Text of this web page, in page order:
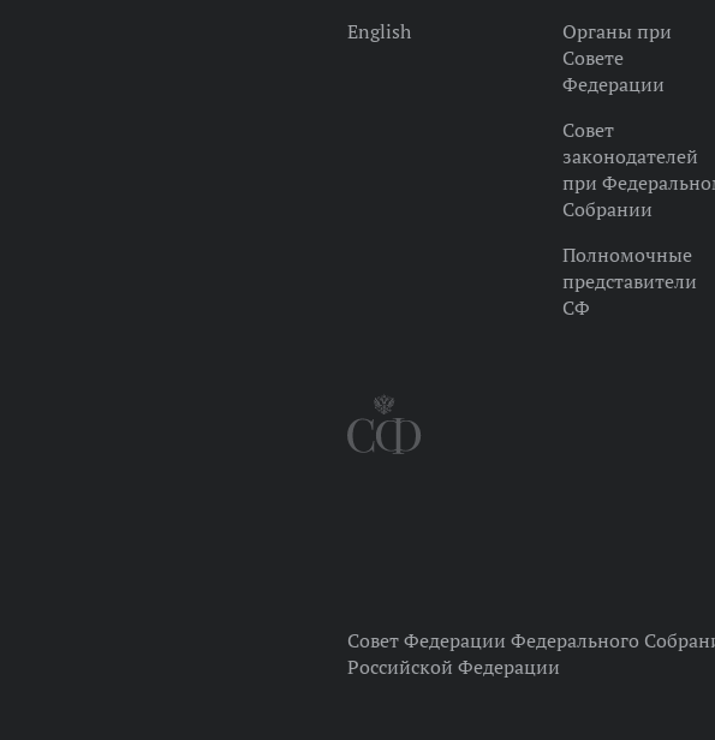
English
Органы при
Совете
Федерации
Совет
законодателей
при
Собрании
Полномочные
представители
СФ
Совет Федерации Федерального
Российской Федерации